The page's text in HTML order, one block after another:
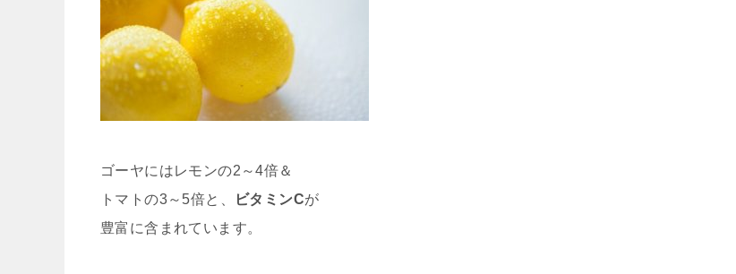
ゴーヤにはレモンの2～4倍＆
トマトの3～5倍と、
ビタミンCが
豊富に含まれています。